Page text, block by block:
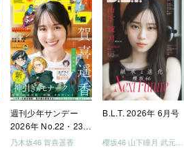
週刊少年サンデー
2026年 No.22・23
合併号
乃木坂46 賀喜遥香
B.L.T. 2026年 6月号